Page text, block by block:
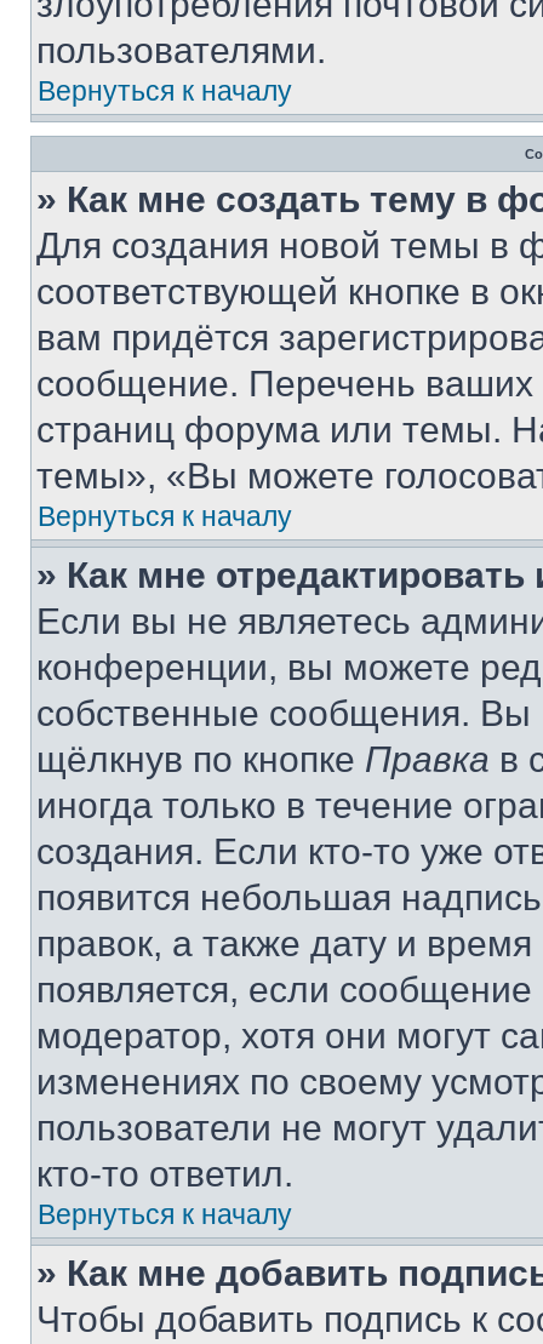
пользователями.
Вернуться к началу
» Как мне создать тему в
Для создания новой темы в
соответствующей кнопке в
вам придётся
сообщение. Перечень ваших
страниц форума или темы.
темы», «Вы можете
Вернуться к началу
» Как мне
Если вы не являетесь
конференции, вы можете
собственные сообщения. Вы
щёлкнув по кнопке Правка в
иногда только в течение
создания. Если кто-то уже
появится небольшая
правок, а также дату и
появляется, если
модератор, хотя они могут
изменениях по своему
пользователи не могут
кто-то ответил.
Вернуться к началу
» Как мне добавить
Чтобы добавить подпись к